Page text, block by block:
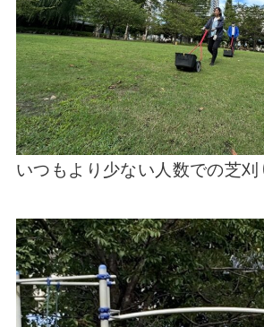
いつもより少ない人数での芝刈